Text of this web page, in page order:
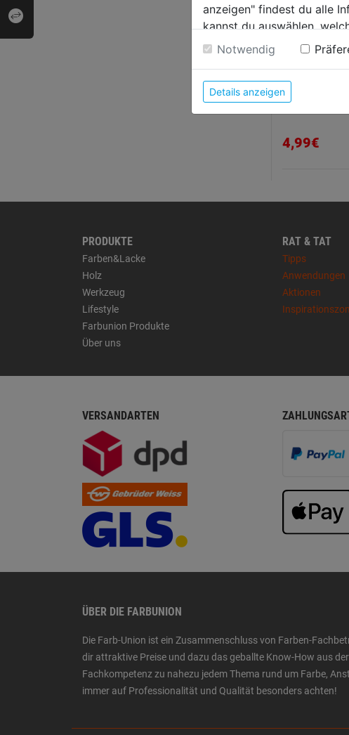
4,99€
PRODUKTE
Farben&Lacke
Holz
Werkzeug
Lifestyle
Farbunion Produkte
Über uns
RAT & TAT
Tipps
Anwendungen
Aktionen
VERSANDARTEN
ÜBER DIE FARBUNION
Die Farb-Union ist ein Zusammenschluss von Farben-
dir attraktive Preise und dazu das geballte Know-How aus
Fachkompetenz zu nahezu jedem Thema rund um Farbe,
immer auf Professionalität und Qualität besonders achten!
anzeigen" findest du alle
kannst du auswählen,
Weitere Informationen
Notwendig
Details anzeigen